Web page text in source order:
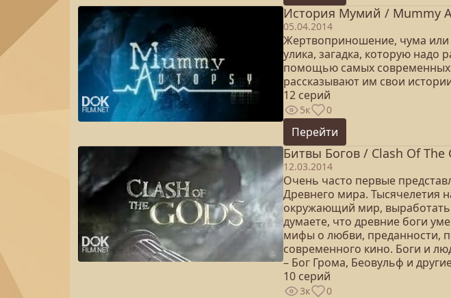
История Мумий / Mummy
05.04.2014
Жертвоприношение, чума или
улика, загадка, которую надо
помощью самых современных
рассказывают им свои
12 серий
5к 0
Перейти
Битвы Богов / Clash Of The
12.03.2014
Очень часто первые
Древнего мира. Тысячелетия
окружающий мир,
думаете, что древние боги
мифы о любви, преданности,
современного кино. Боги и
– Бог Грома, Беовульф и
10 серий
3к 0